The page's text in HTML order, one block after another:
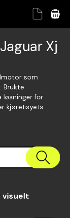
Xj
som
Brukte
for
kjøretøyets
visuelt